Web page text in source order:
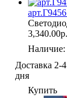
3,340.00р.
Наличие:
Доставка 2-4
дня
Купить